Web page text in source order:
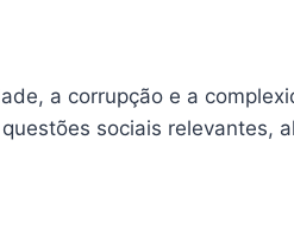
a corrupção e a
sociais relevantes,